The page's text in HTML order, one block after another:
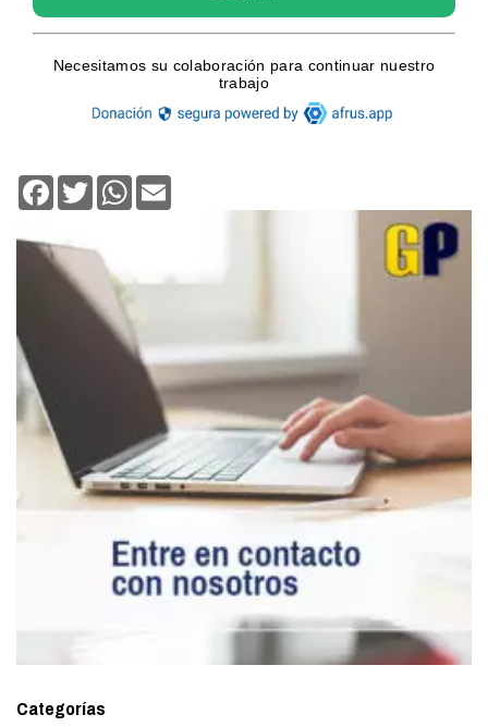
Facebook
TwitterWhatsApp
Categorías